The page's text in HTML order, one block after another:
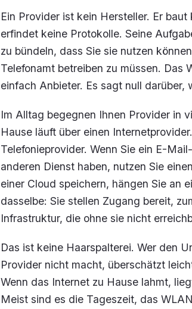
Ein Provider ist kein Hersteller. Er
erfindet keine Protokolle. Seine
zu bündeln, dass Sie sie nutzen
Telefonamt betreiben zu müssen. Das
einfach Anbieter. Es sagt null darüber,
Im Alltag begegnen Ihnen Provider in
Hause läuft über einen
Telefonieprovider. Wenn Sie ein E-
anderen Dienst haben, nutzen Sie
einer Cloud speichern, hängen Sie an
dasselbe: Sie stellen Zugang bereit,
Infrastruktur, die ohne sie nicht
Das ist keine Haarspalterei. Wer den
Provider nicht macht, überschätzt
Wenn das Internet zu Hause lahmt,
Meist sind es die Tageszeit, das